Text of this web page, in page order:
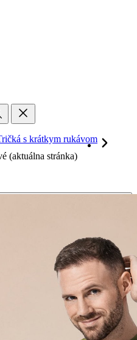
s krátkym rukávom
(aktuálna stránka)